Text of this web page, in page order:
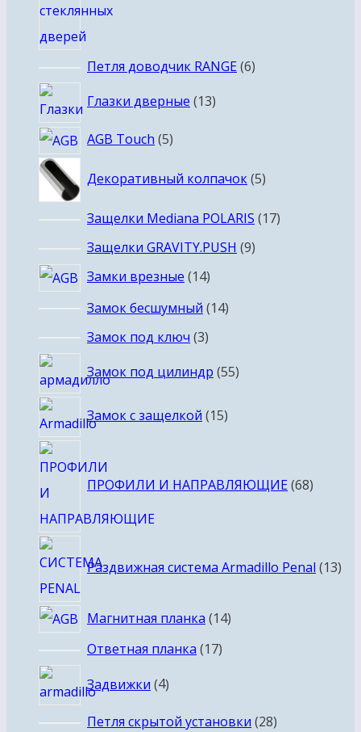
Петля доводчик RANGE 66
Глазки дверные 1313
AGB Touch 55
Декоративный колпачок 55
Защелки Mediana POLARIS 1717
Защелки GRAVITY.PUSH 99
Замки врезные 1414
товаров
Замок бесшумный 1414
Замок под ключ 33
Замок под цилиндр 5555
Замок с защелкой 1515
ПРОФИЛИ И НАПРАВЛЯЮЩИЕ 68
Раздвижная система Armadillo Penal 13
Магнитная планка 1414
Ответная планка 1717
Задвижки 44
Петля скрытой установки 2828